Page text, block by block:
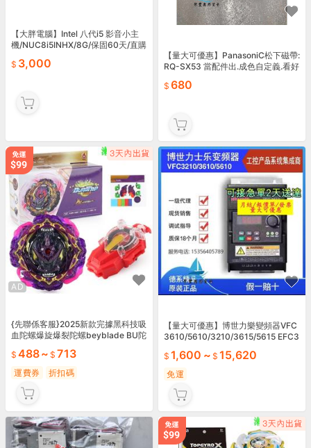
【大胖電腦】Intel 八代i5 影音小主
機/NUC8i5INHX/8G/保固60天/直購
3,000
【量大可優惠】PanasoniC松下磁帶:
RQ-SX53 當配件出.成色自定義.看好
680
AD
{先聯係客服}2025新款完據黑科技吸
血陀螺爆旋爆裂陀螺beyblade BU陀
488~ 713
運費券 折扣碼
【量大可優惠】博世力樂變頻器VFC
3610/5610/3210/3615/5615 EFC3
1,600 ~ 15,620
免運